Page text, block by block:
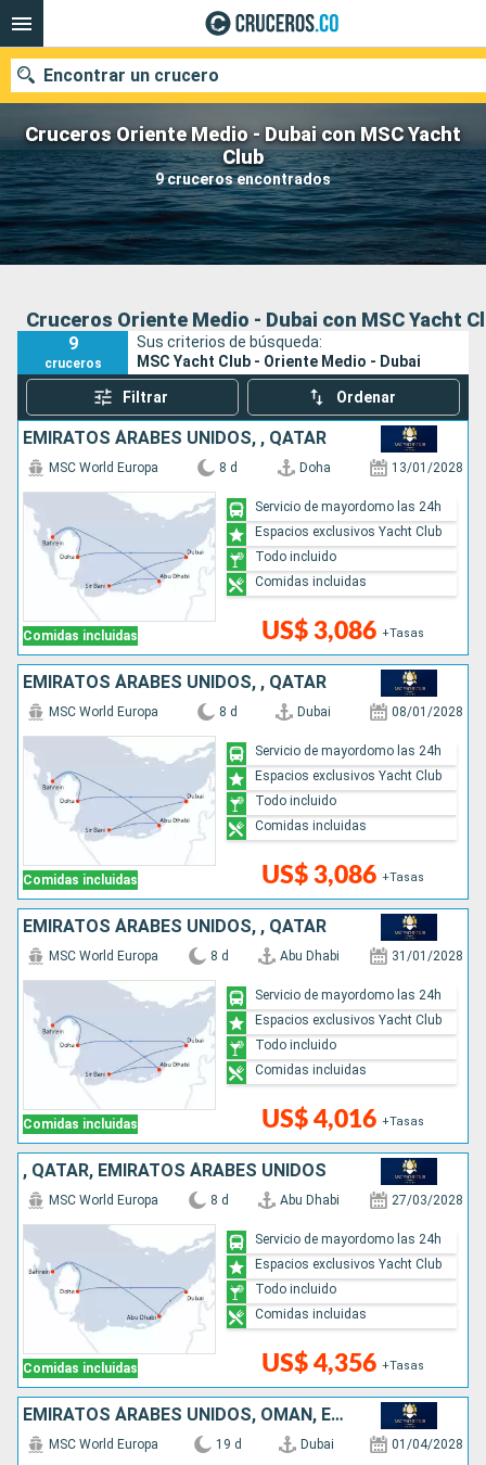
Cruceros Oriente Medio - Dubai con MSC Yacht
Club
9 cruceros encontrados
Encontrar un crucero
Fecha de salida
Buscar
Cruceros Oriente Medio - Dubai con MSC Yacht
9
cruceros
Sus criterios de búsqueda:
MSC Yacht Club - Oriente Medio - Dubai
Filtrar Ordenar
EMIRATOS ÁRABES UNIDOS, , QATAR
Comidas incluidas
MSC World Europa 8 d Doha 13/01/2028
US$ 3,086 +Tasas
Servicio de mayordomo las 24h
Espacios exclusivos Yacht Club
Todo incluido
Comidas incluidas
EMIRATOS ÁRABES UNIDOS, , QATAR
Comidas incluidas
MSC World Europa 8 d Dubai 08/01/2028
US$ 3,086 +Tasas
Servicio de mayordomo las 24h
Espacios exclusivos Yacht Club
Todo incluido
Comidas incluidas
EMIRATOS ÁRABES UNIDOS, , QATAR
Comidas incluidas
MSC World Europa 8 d Abu Dhabi 31/01/2028
US$ 4,016 +Tasas
Servicio de mayordomo las 24h
Espacios exclusivos Yacht Club
Todo incluido
Comidas incluidas
, QATAR, EMIRATOS ÁRABES UNIDOS
Comidas incluidas
MSC World Europa 8 d Abu Dhabi 27/03/2028
US$ 4,356 +Tasas
Servicio de mayordomo las 24h
Espacios exclusivos Yacht Club
Todo incluido
Comidas incluidas
EMIRATOS ÁRABES UNIDOS, OMAN, EGIPTO, MALTA, ITALIA
MSC World Europa 19 d Dubai 01/04/2028